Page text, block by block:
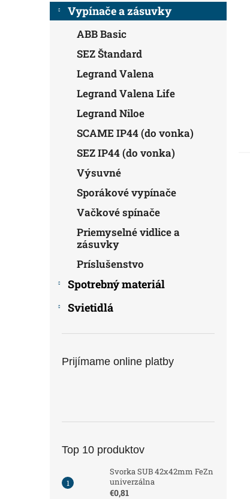
Vypínače a zásuvky
ABB Basic
SEZ Štandard
Legrand Valena
Legrand Valena Life
Legrand Niloe
SCAME IP44 (do vonka)
SEZ IP44 (do vonka)
Výsuvné
Sporákové vypínače
Vačkové spínače
Priemyselné vidlice a
zásuvky
Príslušenstvo
Spotrebný materiál
Svietidlá
Prijímame online platby
Top 10 produktov
Svorka SUB 42x42mm FeZn
univerzálna
€0,81